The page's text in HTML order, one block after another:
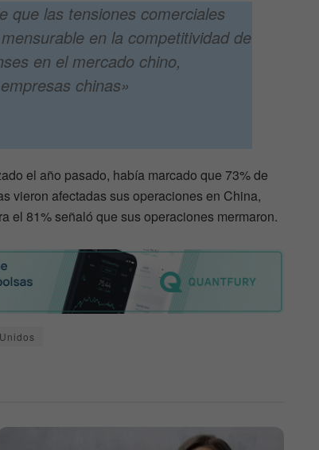
que las tensiones comerciales
en la competitividad de
en el mercado chino,
chinas»
el año pasado, había marcado que 73% de
vieron afectadas sus operaciones en China,
el 81% señaló que sus operaciones mermaron.